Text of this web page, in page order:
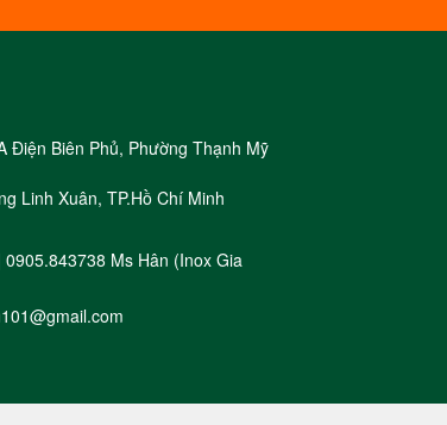
Điện Biên Phủ, Phường Thạnh Mỹ
Linh Xuân, TP.Hồ Chí Minh
Ms Hân (Inox Gia